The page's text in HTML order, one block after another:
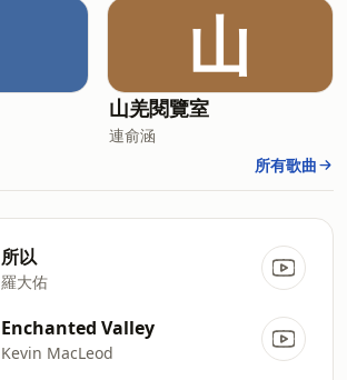
山
山羌閱覽室
連俞涵
所有歌曲
所以
羅大佑
Enchanted Valley
Kevin MacLeod